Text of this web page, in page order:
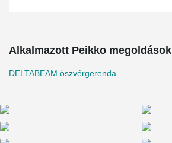
Alkalmazott Peikko megoldások
DELTABEAM öszvérgerenda